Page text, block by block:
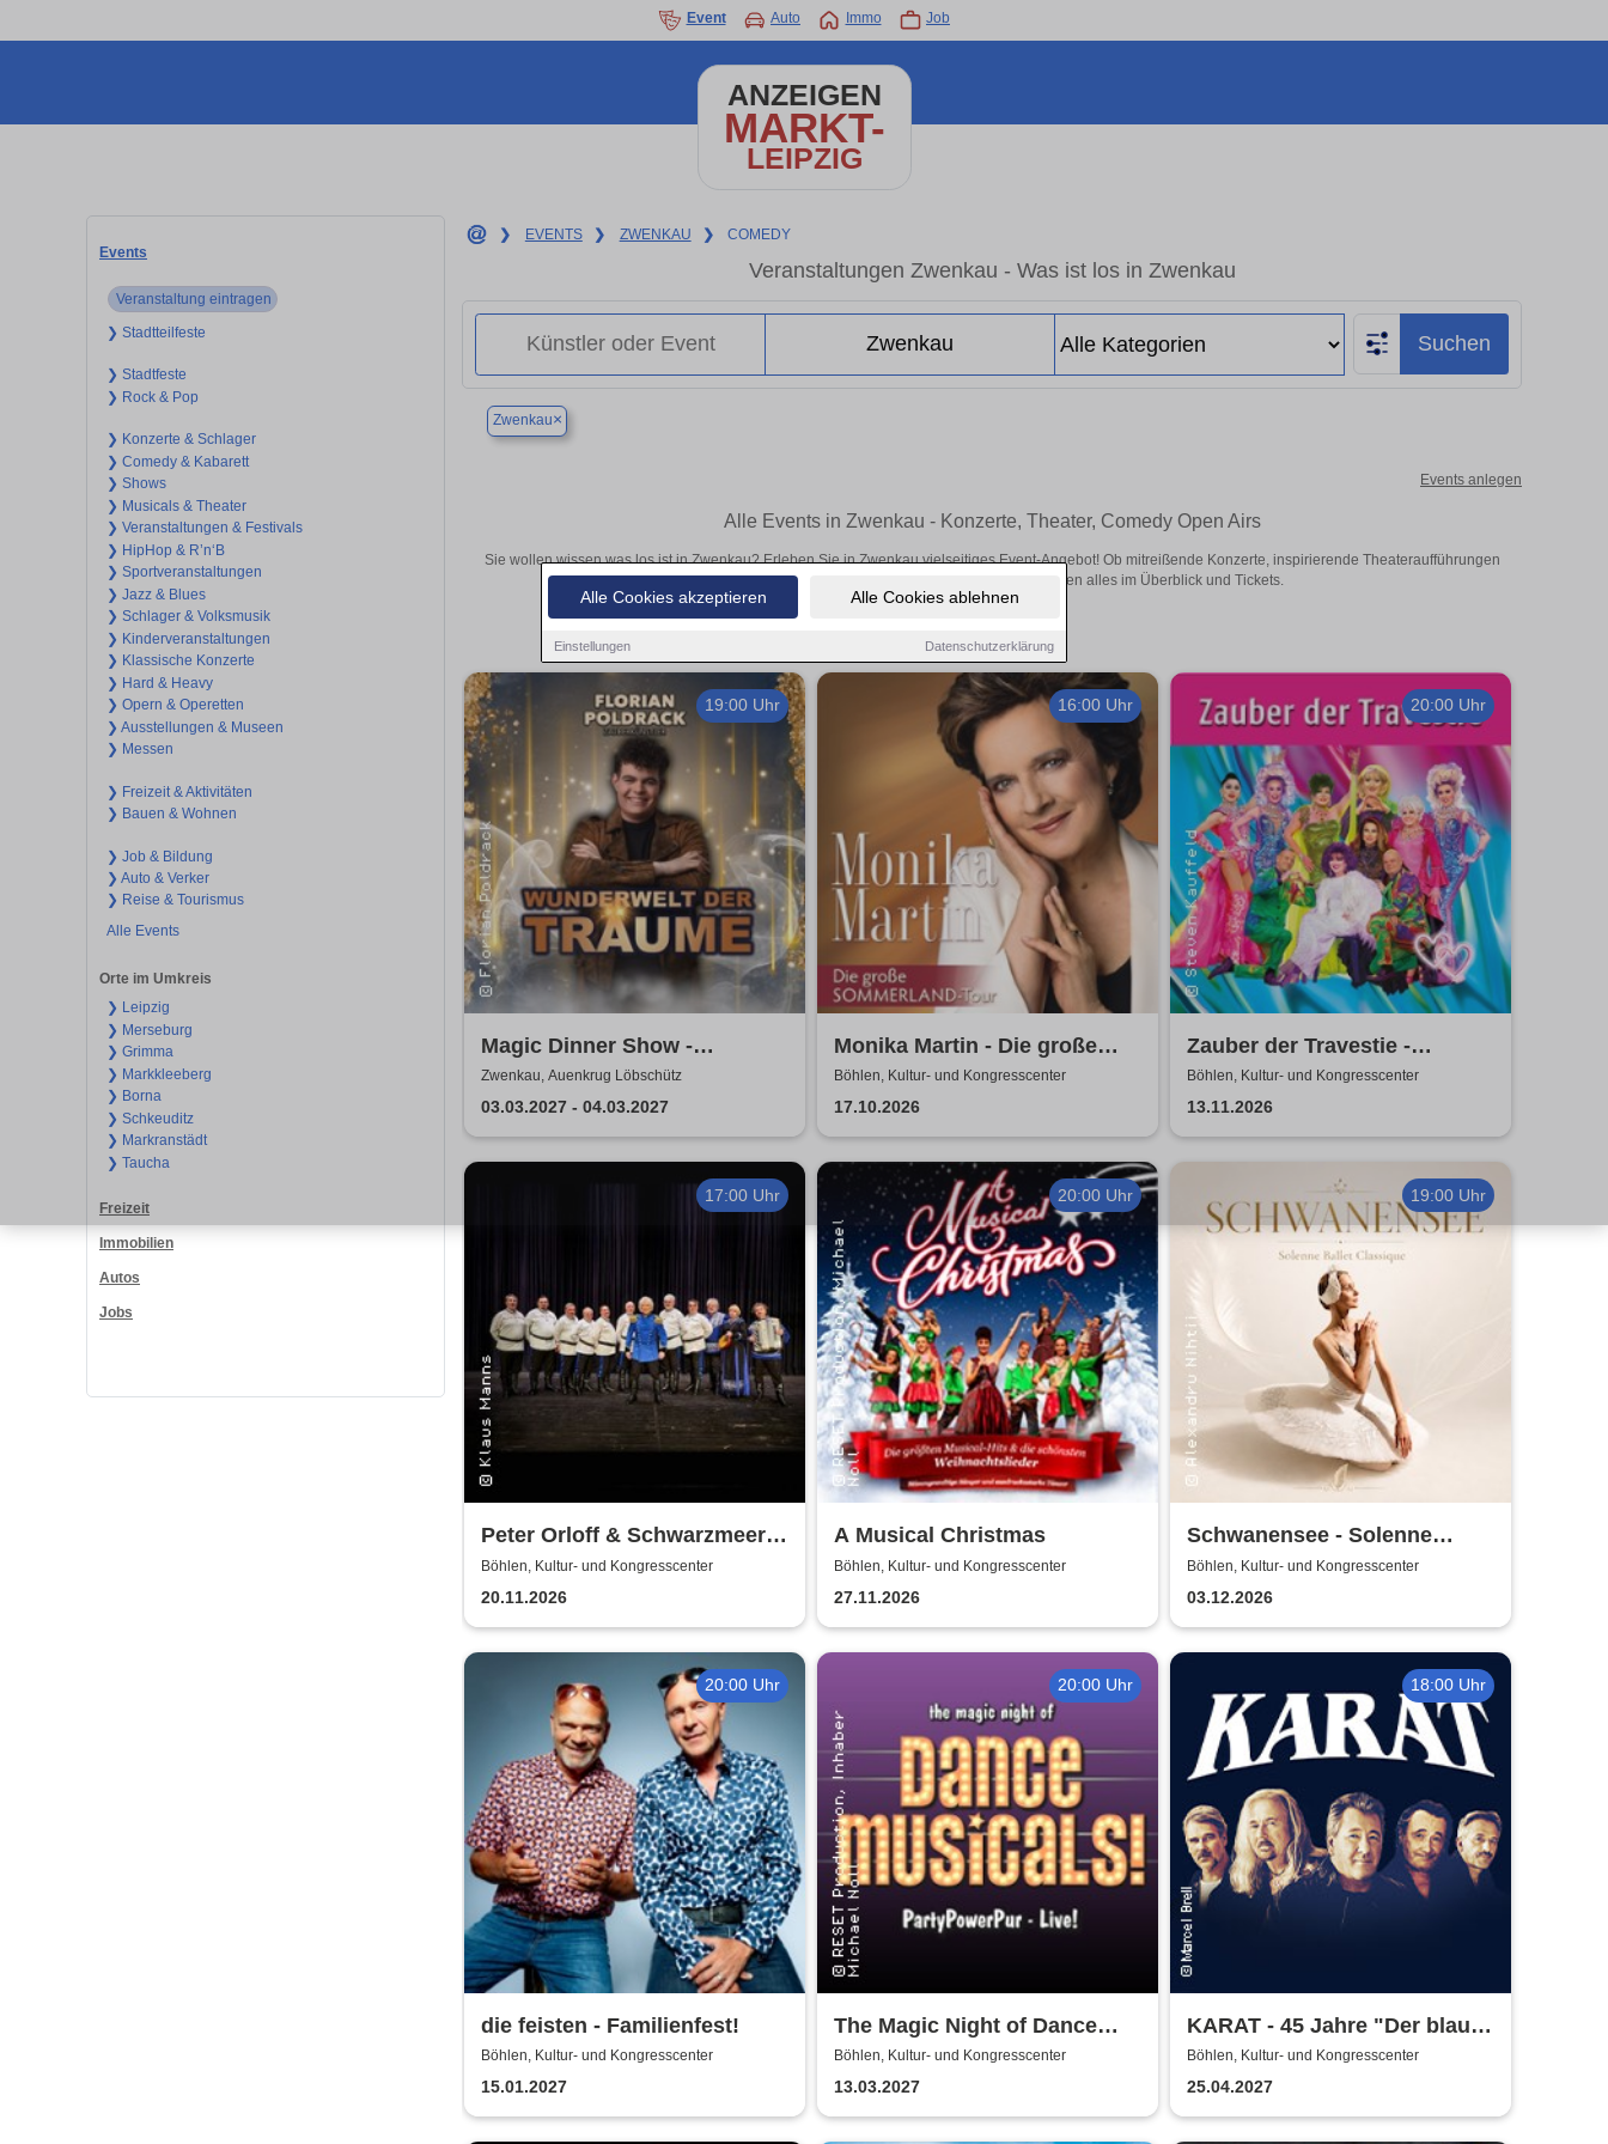
Alle Cookies akzeptieren Alle Cookies ablehnen
Einstellungen Datenschutzerklärung
Event Auto Immo Job
ANZEIGEN
MARKT-
LEIPZIG
Events
Veranstaltung eintragen
❯ Stadtteilfeste
❯ Stadtfeste
❯ Rock & Pop
❯ Konzerte & Schlager
❯ Comedy & Kabarett
❯ Shows
❯ Musicals & Theater
❯ Veranstaltungen & Festivals
❯ HipHop & R’n‘B
❯ Sportveranstaltungen
❯ Jazz & Blues
❯ Schlager & Volksmusik
❯ Kinderveranstaltungen
❯ Klassische Konzerte
❯ Hard & Heavy
❯ Opern & Operetten
❯ Ausstellungen & Museen
❯ Messen
❯ Freizeit & Aktivitäten
❯ Bauen & Wohnen
❯ Job & Bildung
❯ Auto & Verker
❯ Reise & Tourismus
Alle Events
Orte im Umkreis
❯ Leipzig
❯ Merseburg
❯ Grimma
❯ Markkleeberg
❯ Borna
❯ Schkeuditz
❯ Markranstädt
❯ Taucha
Freizeit
Immobilien
Autos
Jobs
❯ EVENTS ❯ ZWENKAU ❯ COMEDY
Veranstaltungen Zwenkau - Was ist los in Zwenkau
Suchen
Zwenkau×
Events anlegen
Alle Events in Zwenkau - Konzerte, Theater, Comedy Open Airs
Sie wollen wissen was los ist in Zwenkau? Erleben Sie in Zwenkau vielseitiges Event-Angebot! Ob mitreißende Konzerte, inspirierende Theateraufführungen
oder aufregende Veranstaltungen in Zwenkau – hier finden alles im Überblick und Tickets.
19:00 Uhr
Magic Dinner Show -
WUNDERWELT DER TRÄUME
| Florian Poldrack
Zauberkunst
Zwenkau, Auenkrug Löbschütz
03.03.2027 - 04.03.2027
16:00 Uhr
Monika Martin - Die große
Sommerland Tour
Böhlen, Kultur- und Kongresscenter
17.10.2026
20:00 Uhr
Zauber der Travestie -
Fräulein Luise und ihr
Ensemble - das Original
Böhlen, Kultur- und Kongresscenter
13.11.2026
17:00 Uhr
Peter Orloff & Schwarzmeer
Kosaken Chor - Die
Abschiedstournee
Böhlen, Kultur- und Kongresscenter
20.11.2026
20:00 Uhr
A Musical Christmas
Böhlen, Kultur- und Kongresscenter
27.11.2026
19:00 Uhr
Schwanensee - Solenne
Ballet Classique
Böhlen, Kultur- und Kongresscenter
03.12.2026
20:00 Uhr
die feisten - Familienfest!
Böhlen, Kultur- und Kongresscenter
15.01.2027
20:00 Uhr
The Magic Night of Dance
Musicals
Böhlen, Kultur- und Kongresscenter
13.03.2027
18:00 Uhr
KARAT - 45 Jahre "Der blaue
Planet"
Böhlen, Kultur- und Kongresscenter
25.04.2027